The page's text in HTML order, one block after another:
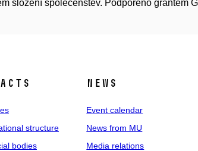
složení společenstev. Podpořeno grantem
structure
bodies
News
Event calendar
News from MU
Media relations